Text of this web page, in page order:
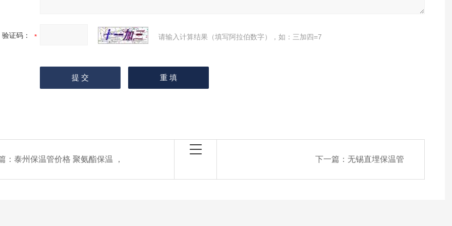
验证码： 请输入计算结果（填写阿拉伯数字），如：三加四=7
：泰州保温管价格 聚氨酯保温 ， 下一篇： 无锡直埋保温管